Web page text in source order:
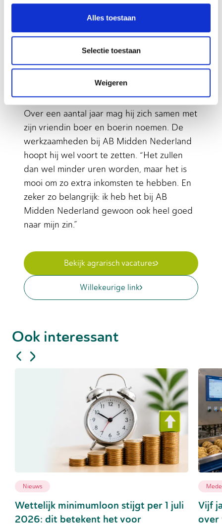
Alles toestaan
Selectie toestaan
Weigeren
twee al wat onrustig met mijn handen en
voeten te rommelen. Het klinkt misschien
gek, maar dan voel ik me nutteloos en wil
wat gaan doen. Mijn relatiebeheerder,
Corné Verkerk, houd het trouwens wel in de
overuren te compenseren.”
Over een aantal jaar mag hij zich samen met
zijn vriendin boer en boerin noemen. De
werkzaamheden bij AB Midden Nederland
hoopt hij wel voort te zetten. “Het zullen
dan wel minder uren worden, maar het is
mooi om zo extra inkomsten te hebben. En
zeker zo belangrijk: ik heb het bij AB
Midden Nederland gewoon ook heel goed
naar mijn zin.”
Bekijk agrarisch vacatures
Willekeurige link
Ook interessant
Nieuws
Wettelijk minimumloon stijgt per 1 juli
2026: dit betekent het voor
Vijf
over